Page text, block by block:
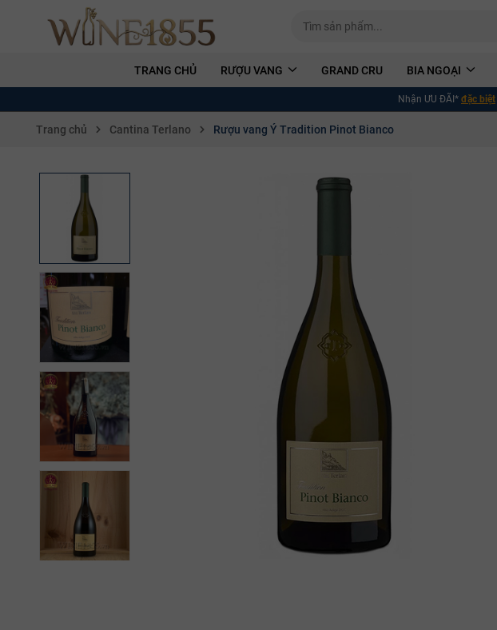
TRANG CHỦ RƯỢU VANG GRAND CRU BIA NGOẠI
Nhận ƯU ĐÃI* đặc biệt
Trang chủ Cantina Terlano Rượu vang Ý Tradition Pinot Bianco
Mã giảm giá:
Ngày hết hạn:
Copy mã và nhập mã ở trang